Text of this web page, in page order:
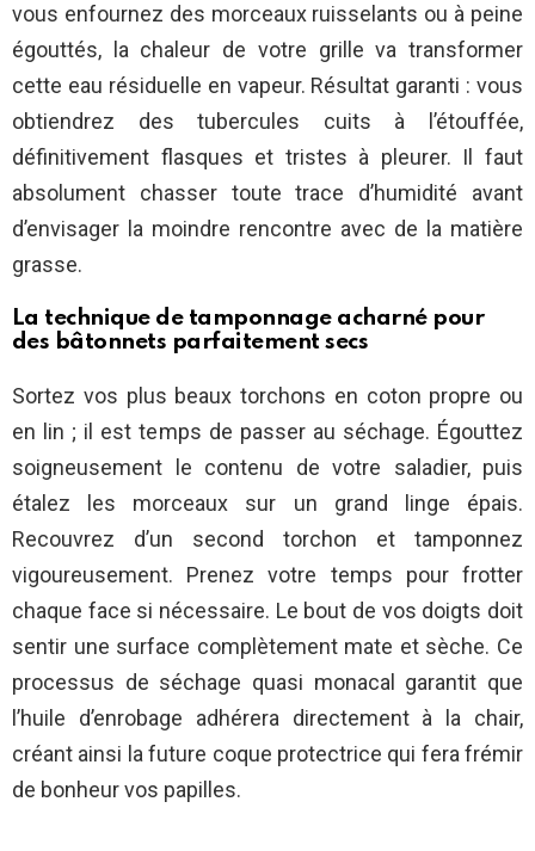
vous enfournez des morceaux ruisselants ou à peine
égouttés, la chaleur de votre grille va transformer
cette eau résiduelle en vapeur. Résultat garanti : vous
obtiendrez des tubercules cuits à l’étouffée,
définitivement flasques et tristes à pleurer. Il faut
absolument chasser toute trace d’humidité avant
d’envisager la moindre rencontre avec de la matière
grasse.
La technique de tamponnage acharné pour
des bâtonnets parfaitement secs
Sortez vos plus beaux torchons en coton propre ou
en lin ; il est temps de passer au séchage. Égouttez
soigneusement le contenu de votre saladier, puis
étalez les morceaux sur un grand linge épais.
Recouvrez d’un second torchon et tamponnez
vigoureusement. Prenez votre temps pour frotter
chaque face si nécessaire. Le bout de vos doigts doit
sentir une surface complètement mate et sèche. Ce
processus de séchage quasi monacal garantit que
l’huile d’enrobage adhérera directement à la chair,
créant ainsi la future coque protectrice qui fera frémir
de bonheur vos papilles.